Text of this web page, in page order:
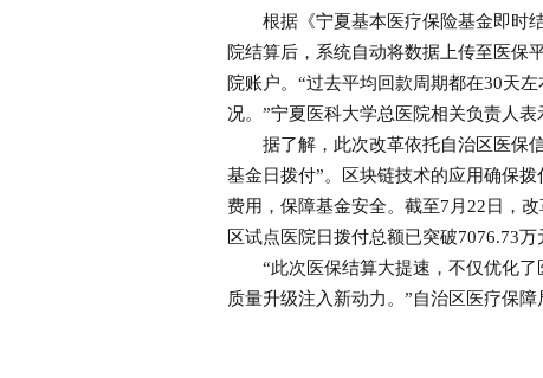
根据《宁夏基本医疗保险基金即时结
院结算后，系统自动将数据上传至医保
院账户。“过去平均回款周期都在30天
况。”宁夏医科大学总医院相关负责人表
据了解，此次改革依托自治区医保信
基金日拨付”。区块链技术的应用确保
费用，保障基金安全。截至7月22日，
区试点医院日拨付总额已突破7076.73万
“此次医保结算大提速，不仅优化了
质量升级注入新动力。”自治区医疗保